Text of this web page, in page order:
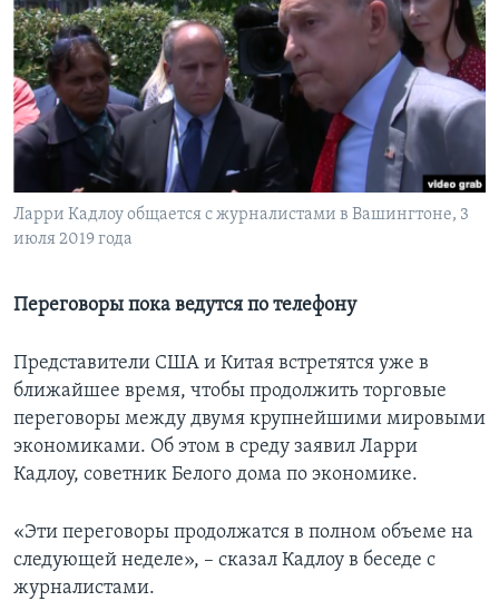
Learning English
СОЦИАЛЬНЫЕ СЕТИ
Языки
Ларри Кадлоу общается с журналистами в Вашингтоне, 3
июля 2019 года
Переговоры пока ведутся по телефону
Представители США и Китая встретятся уже в
ближайшее время, чтобы продолжить торговые
переговоры между двумя крупнейшими мировыми
экономиками. Об этом в среду заявил Ларри
Кадлоу, советник Белого дома по экономике.
«Эти переговоры продолжатся в полном объеме на
следующей неделе», – сказал Кадлоу в беседе с
журналистами.